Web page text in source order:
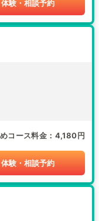
体験・相談予約
コース料金 4,180円
体験・相談予約